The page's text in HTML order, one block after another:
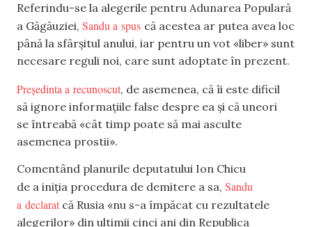
Referindu-se la alegerile pentru Adunarea Populară
a Găgăuziei, Sandu a spus că acestea ar putea avea loc
până la sfârșitul anului, iar pentru un vot «liber» sunt
necesare reguli noi, care sunt adoptate în prezent.
Președinta a recunoscut, de asemenea, că îi este dificil
să ignore informațiile false despre ea și că uneori
se întreabă «cât timp poate să mai asculte
asemenea prostii».
Comentând planurile deputatului Ion Chicu
de a iniția procedura de demitere a sa, Sandu
a declarat că Rusia «nu s-a împăcat cu rezultatele
alegerilor» din ultimii cinci ani din Republica